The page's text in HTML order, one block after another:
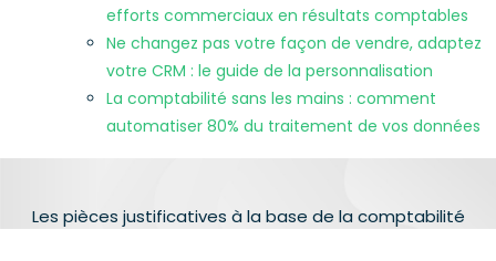
efforts commerciaux en résultats comptables
Ne changez pas votre façon de vendre, adaptez
votre CRM : le guide de la personnalisation
La comptabilité sans les mains : comment
automatiser 80% du traitement de vos données
Les pièces justificatives à la base de la comptabilité